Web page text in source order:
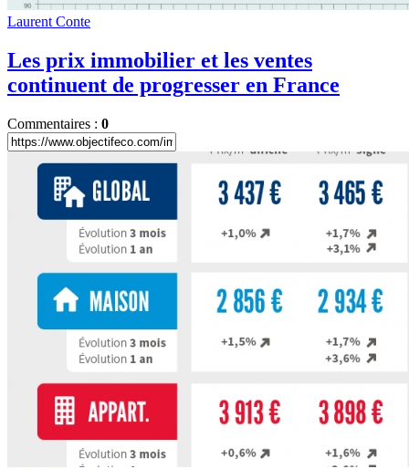
Laurent Conte
Les prix immobilier et les ventes
continuent de progresser en France
Commentaires : 0